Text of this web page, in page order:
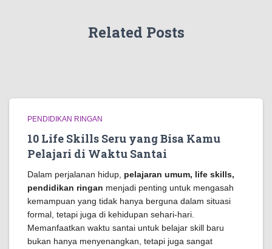
Related Posts
PENDIDIKAN RINGAN
10 Life Skills Seru yang Bisa Kamu
Pelajari di Waktu Santai
Dalam perjalanan hidup, pelajaran umum, life skills,
pendidikan ringan menjadi penting untuk mengasah
kemampuan yang tidak hanya berguna dalam situasi
formal, tetapi juga di kehidupan sehari-hari.
Memanfaatkan waktu santai untuk belajar skill baru
bukan hanya menyenangkan, tetapi juga sangat